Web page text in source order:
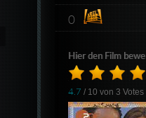
0
Hier den Film
4.7 / 10 von3 Votes